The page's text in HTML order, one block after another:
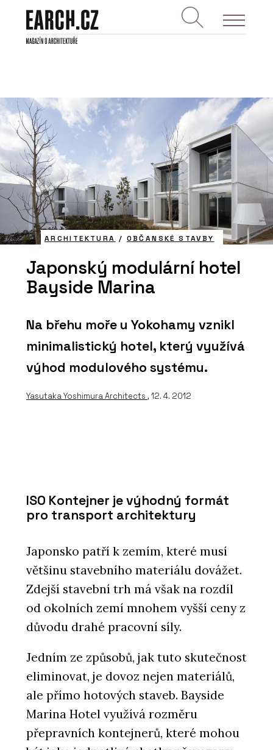
ARCHITEKTURA / OBČANSKÉ STAVBY
Japonský modulární hotel
Bayside Marina
Na břehu moře u Yokohamy vznikl
minimalistický hotel, který využívá
výhod modulového systému.
Yasutaka Yoshimura Architects , 12. 4. 2012
ISO Kontejner je výhodný formát
pro transport architektury
Japonsko patří k zemím, které musí
většinu stavebního materiálu dovážet.
Zdejší stavební trh má však na rozdíl
od okolních zemí mnohem vyšší ceny z
důvodu drahé pracovní síly.
Jedním ze způsobů, jak tuto skutečnost
eliminovat, je dovoz nejen materiálů,
ale přímo hotových staveb. Bayside
Marina Hotel využívá rozměru
přepravních kontejnerů, které mohou